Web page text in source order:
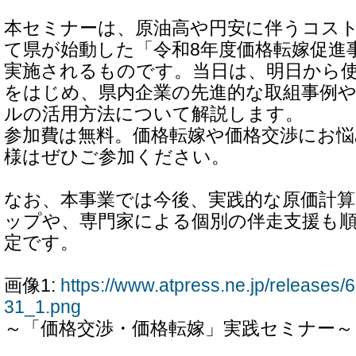
本セミナーは、原油高や円安に伴うコス
て県が始動した「令和8年度価格転嫁促進
実施されるものです。当日は、明日から
をはじめ、県内企業の先進的な取組事例
ルの活用方法について解説します。
参加費は無料。価格転嫁や価格交渉にお
様はぜひご参加ください。
なお、本事業では今後、実践的な原価計
ップや、専門家による個別の伴走支援も
定です。
画像1: https://www.atpress.ne.jp/releases/
31_1.png
～「価格交渉・価格転嫁」実践セミナー～